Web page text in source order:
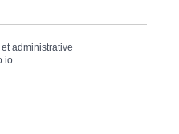
administrative